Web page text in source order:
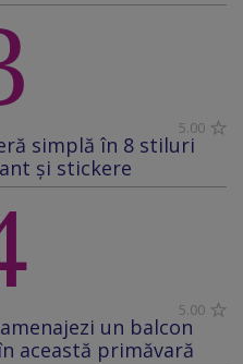
5.00
simplă în 8 stiluri
și stickere
5.00
un balcon
această primăvară